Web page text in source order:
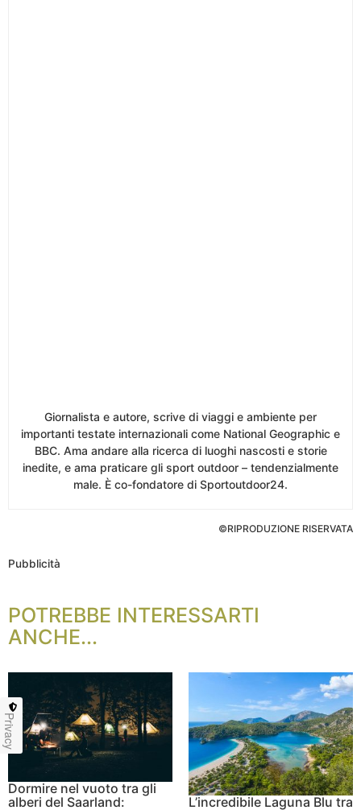
Giornalista e autore, scrive di viaggi e ambiente per
importanti testate internazionali come National Geographic e
BBC. Ama andare alla ricerca di luoghi nascosti e storie
inedite, e ama praticare gli sport outdoor – tendenzialmente
male. È co-fondatore di Sportoutdoor24.
©RIPRODUZIONE RISERVATA
Pubblicità
POTREBBE INTERESSARTI
ANCHE...
Dormire nel vuoto tra gli
alberi del Saarland:
L’incredibile Laguna Blu tra
Privacy